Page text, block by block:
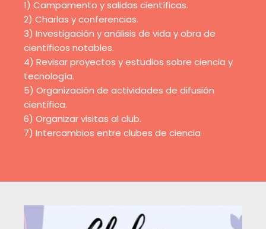
1) Campamento y salidas científicas.
2) Charlas y conferencias.
3) Investigación y análisis de vida y obra de
científicos notables.
4) Revisar proyectos y estudios sobre ciencia y
tecnología.
5) Organización de actividades de difusión
científica.
6) Organizar visitas al club.
7) Intercambios entre clubes de ciencia